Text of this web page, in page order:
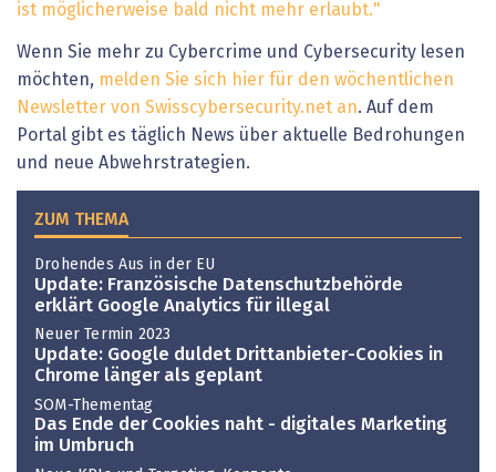
ist möglicherweise bald nicht mehr erlaubt."
Wenn Sie mehr zu Cybercrime und Cybersecurity lesen
möchten, melden Sie sich hier für den wöchentlichen
Newsletter von Swisscybersecurity.net an. Auf dem
Portal gibt es täglich News über aktuelle Bedrohungen
und neue Abwehrstrategien.
ZUM THEMA
Drohendes Aus in der EU
Update: Französische Datenschutzbehörde
erklärt Google Analytics für illegal
Neuer Termin 2023
Update: Google duldet Drittanbieter-Cookies in
Chrome länger als geplant
SOM-Thementag
Das Ende der Cookies naht - digitales Marketing
im Umbruch